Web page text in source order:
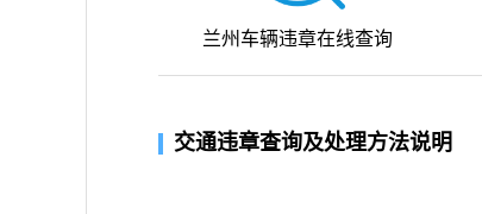
兰州车辆违章在线查询
交通违章查询及处理方法说明